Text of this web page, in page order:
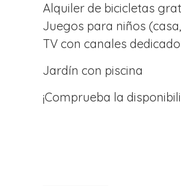
Alquiler de bicicletas
Juegos para niños
TV con canales
Jardín con piscina
¡Comprueba la